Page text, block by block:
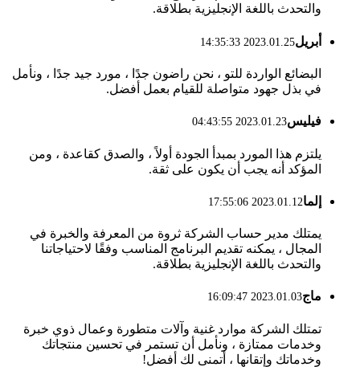
والتحدث باللغة الإنجليزية بطلاقة.
أبريل2023.01.25 14:35:33
البضائع الواردة للتو ، نحن راضون جدًا ، مورد جيد جدًا ، ونأمل
في بذل جهود متواصلة للقيام بعمل أفضل.
فيليس2023.01.23 04:43:55
يلتزم هذا المورد بمبدأ الجودة أولاً ، والصدق كقاعدة ، ومن
المؤكد أنه يجب أن يكون على ثقة.
إلما2023.01.12 17:55:06
يمتلك مدير حساب الشركة ثروة من المعرفة والخبرة في
المجال ، يمكنه تقديم البرنامج المناسب وفقًا لاحتياجاتنا
والتحدث باللغة الإنجليزية بطلاقة.
ماج2023.01.03 16:09:47
تمتلك الشركة موارد غنية وآلات متطورة وعمال ذوي خبرة
وخدمات ممتازة ، ونأمل أن تستمر في تحسين منتجاتك
وخدماتك وإتقانها ، أتمنى لك أفضل!